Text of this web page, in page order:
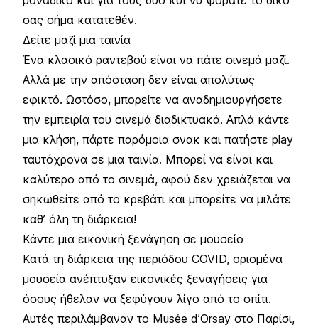
σας σήμα κατατεθέν.
Δείτε μαζί μια ταινία
Ένα κλασικό ραντεβού είναι να πάτε σινεμά μαζί.
Αλλά με την απόσταση δεν είναι απολύτως
εφικτό. Ωστόσο, μπορείτε να αναδημιουργήσετε
την εμπειρία του σινεμά διαδικτυακά. Απλά κάντε
μια κλήση, πάρτε παρόμοια σνακ και πατήστε play
ταυτόχρονα σε μια ταινία. Μπορεί να είναι και
καλύτερο από το σινεμά, αφού δεν χρειάζεται να
σηκωθείτε από το κρεβάτι και μπορείτε να μιλάτε
καθ’ όλη τη διάρκεια!
Κάντε μια εικονική ξενάγηση σε μουσείο
Κατά τη διάρκεια της περιόδου COVID, ορισμένα
μουσεία ανέπτυξαν εικονικές ξεναγήσεις για
όσους ήθελαν να ξεφύγουν λίγο από το σπίτι.
Αυτές περιλάμβαναν το Musée d’Orsay στο Παρίσι,